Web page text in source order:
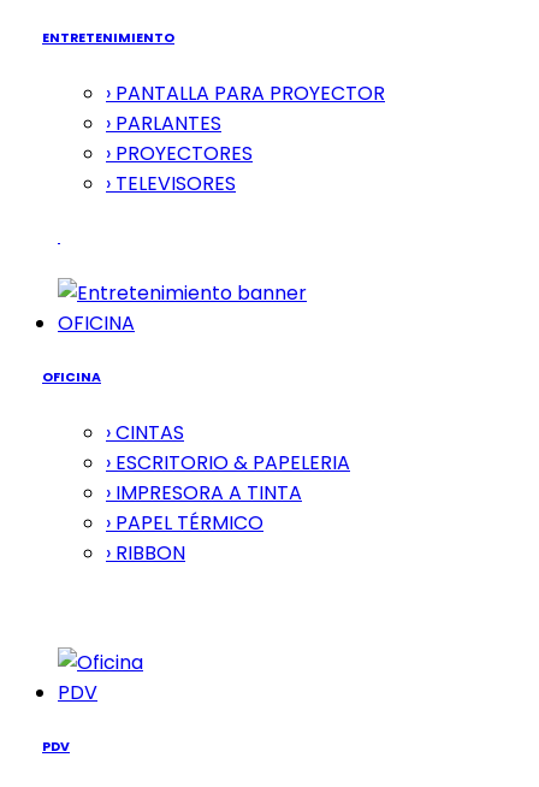
ENTRETENIMIENTO
› PANTALLA PARA PROYECTOR
› PARLANTES
› PROYECTORES
› TELEVISORES
OFICINA
OFICINA
› CINTAS
› ESCRITORIO & PAPELERIA
› IMPRESORA A TINTA
› PAPEL TÉRMICO
› RIBBON
PDV
PDV